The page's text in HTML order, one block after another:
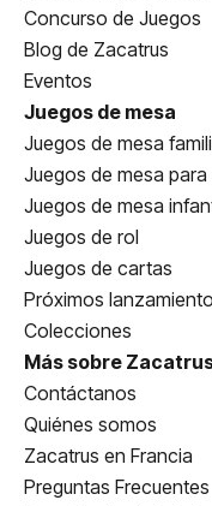
Concurso de Juegos
Blog de Zacatrus
Eventos
Juegos de mesa
Juegos de mesa
Juegos de mesa para
Juegos de mesa
Juegos de rol
Juegos de cartas
Próximos
Colecciones
Más sobre
Contáctanos
Quiénes somos
Zacatrus en Francia
Preguntas Frecuentes